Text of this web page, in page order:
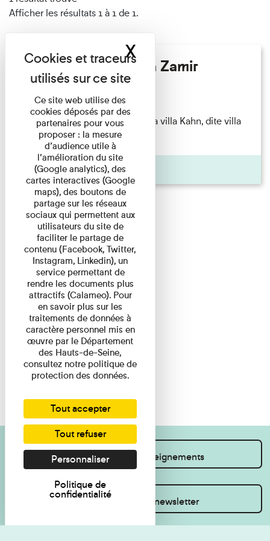
Afficher les résultats 1 à 1 de 1.
Hélène Gaudy - Villa Zamir
Lecture
couchant) [Angle nord-est de la villa Kahn, dite villa
Zamir et lumières du ...
Pages
Je souhaite des renseignements
Inscrivez-vous à la newsletter
Ce site web utilise des
cookies déposés par des
partenaires pour vous
proposer : la mesure
d’audience utile à
l’amélioration du site
(Google analytics), des
cartes interactives (Google
maps), des boutons de
partage sur les réseaux
sociaux qui permettent aux
utilisateurs du site de
faciliter le partage de
contenu (Facebook, Twitter,
Instagram, Linkedin), un
service permettant de
rendre les documents plus
attractifs (Calameo). Pour
en savoir plus sur les
traitements de données à
caractère personnel mis en
œuvre par le Département
des Hauts-de-Seine,
consultez notre politique de
protection des données.
Tout accepter
Tout refuser
Personnaliser
Politique de
confidentialité
XMasquer le